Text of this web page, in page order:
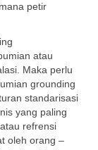
petir
atau
Maka perlu
grounding
standarisasi
yang paling
refrensi
oleh orang –